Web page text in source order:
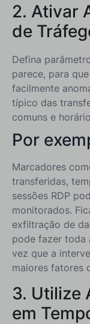
2. Ativar
de
Defina
parece, para
facilmente
típico das
comuns e
Por
Marcadores
transferidas,
sessões RDP
monitorados.
exfiltração de
pode fazer toda
vez que a
maiores fatores
3. Utilize
em